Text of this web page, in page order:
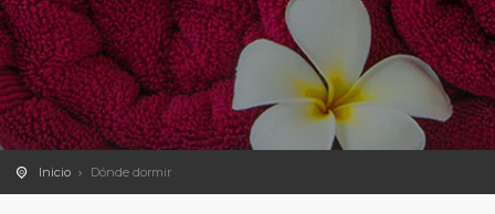
Inicio Dónde dormir